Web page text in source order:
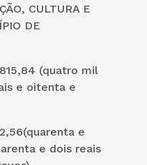
CULTURA E
DE
(quatro mil
e oitenta e
e
e dois reais